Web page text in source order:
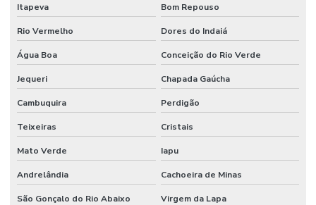
Itapeva Bom Repouso
Rio Vermelho Dores do Indaiá
Água Boa Conceição do Rio Verde
Jequeri Chapada Gaúcha
Cambuquira Perdigão
Teixeiras Cristais
Mato Verde Iapu
Andrelândia Cachoeira de Minas
São Gonçalo do Rio Abaixo Virgem da Lapa